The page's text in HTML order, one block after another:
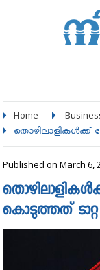
Home
Published on March 6,
കൊടുത്തത്